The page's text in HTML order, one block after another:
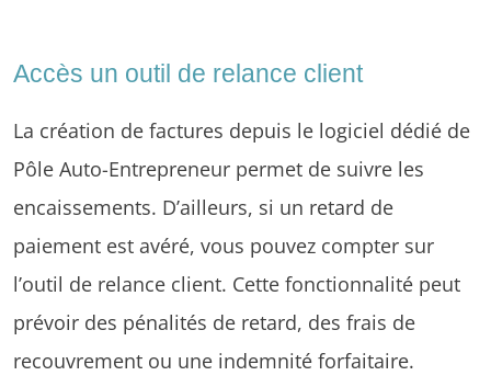
Accès un outil de relance client
La création de factures depuis le logiciel dédié de
Pôle Auto-Entrepreneur permet de suivre les
encaissements. D’ailleurs, si un retard de
paiement est avéré, vous pouvez compter sur
l’outil de relance client. Cette fonctionnalité peut
prévoir des pénalités de retard, des frais de
recouvrement ou une indemnité forfaitaire.